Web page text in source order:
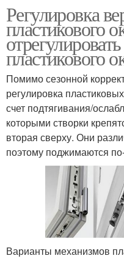
Регулировка
пластикового
пластикового
Помимо сезонной
регулировка
счет подтягивания/
которыми створки
вторая сверху. Они
поэтому поджимаются
Варианты механизмов